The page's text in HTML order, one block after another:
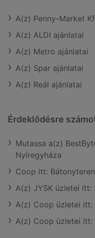
A(z) Penny-Market
A(z) ALDI ajánlatai
A(z) Metro ajánlatai
A(z) Spar ajánlatai
A(z) Reál ajánlatai
Érdeklődésre
Mutassa a(z)
Nyíregyháza
Coop itt:
A(z) JYSK üzletei itt:
A(z) Coop üzletei itt:
A(z) Coop üzletei itt: